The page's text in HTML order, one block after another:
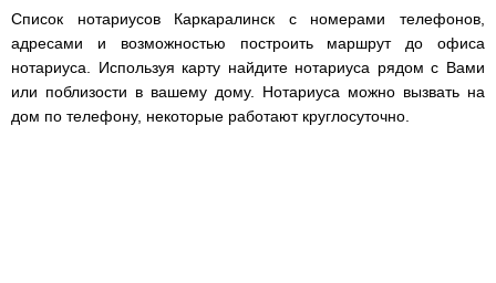
Список нотариусов Каркаралинск с номерами телефонов,
адресами и возможностью построить маршрут до офиса
нотариуса. Используя карту найдите нотариуса рядом с Вами
или поблизости в вашему дому. Нотариуса можно вызвать на
дом по телефону, некоторые работают круглосуточно.